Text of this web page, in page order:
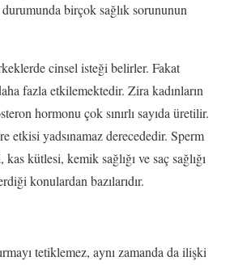
birçok sağlık sorununun
cinsel isteği belirler. Fakat
fazla etkilemektedir. Zira kadınların
hormonu çok sınırlı sayıda üretilir.
etkisi yadsınamaz derecededir. Sperm
kütlesi, kemik sağlığı ve saç sağlığı
konulardan bazılarıdır.
tetiklemez, aynı zamanda da ilişki